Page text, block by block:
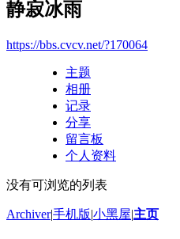
静寂冰雨
https://bbs.cvcv.net/?170064
主题
相册
记录
分享
留言板
个人资料
没有可浏览的列表
Archiver|手机版|小黑屋|主页